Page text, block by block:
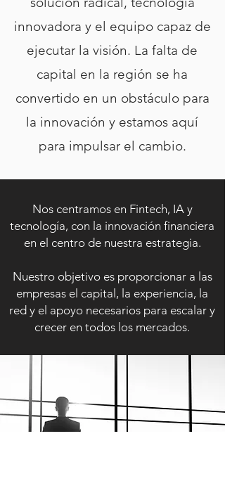
innovadora y el equipo capaz de
ejecutar la visión. La falta de
capital en la región se ha
convertido en un obstáculo para
la innovación y estamos aquí
para impulsar el cambio.
Nos centramos en Fintech, IA y
tecnología, con la innovación financiera
en el centro de nuestra estrategia.
Nuestro objetivo es proporcionar a las
empresas el capital, la experiencia, la
red y el apoyo necesarios para escalar y
crecer en todos los mercados.